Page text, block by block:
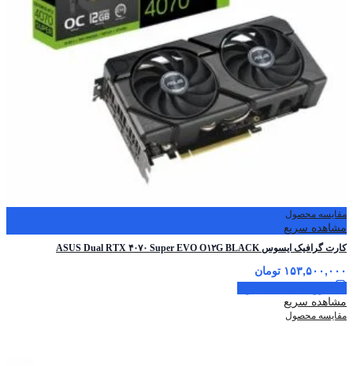
مقایسه محصول
مشاهده سریع
کارت گرافیک ایسوس ASUS Dual RTX ۴۰۷۰ Super EVO O۱۲G BLACK
۱۵۳,۵۰۰,۰۰۰ تومان
مشاهده سریع
مقایسه محصول